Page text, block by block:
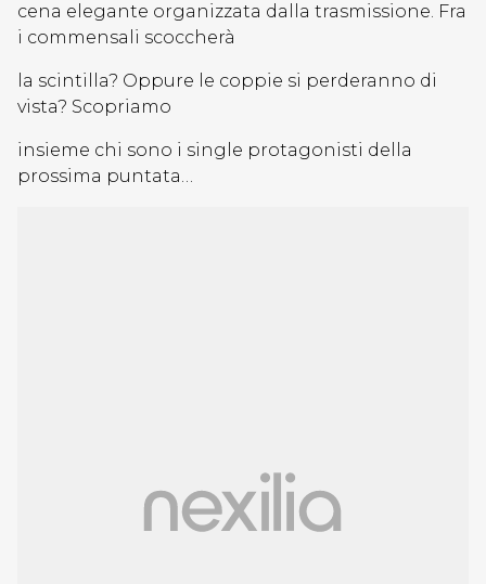
cena elegante organizzata dalla trasmissione. Fra
i commensali scoccherà
la scintilla? Oppure le coppie si perderanno di
vista? Scopriamo
insieme chi sono i single protagonisti della
prossima puntata…